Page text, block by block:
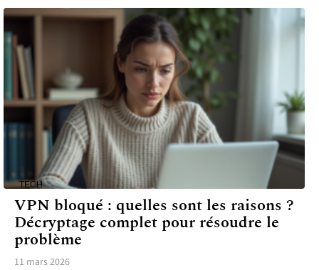
TECH
VPN bloqué : quelles sont les raisons ?
Décryptage complet pour résoudre le
problème
11 mars 2026